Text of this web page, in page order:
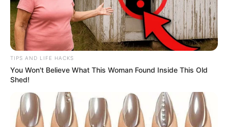
TIPS AND LIFE HACKS
You Won't Believe What This Woman Found Inside This Old
Shed!